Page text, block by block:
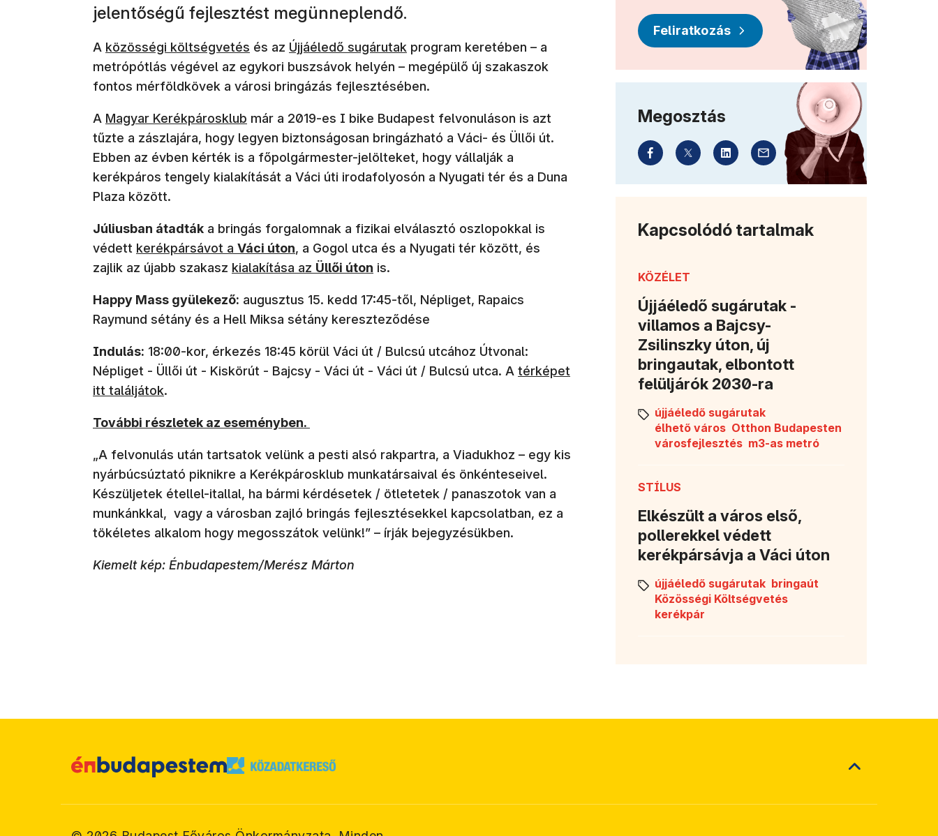
jelentőségű fejlesztést megünneplendő.
A közösségi költségvetés és az Újjáéledő sugárutak program keretében – a
metrópótlás végével az egykori buszsávok helyén – megépülő új szakaszok
fontos mérföldkövek a városi bringázás fejlesztésében.
A Magyar Kerékpárosklub már a 2019-es I bike Budapest felvonuláson is azt
tűzte a zászlajára, hogy legyen biztonságosan bringázható a Váci- és Üllői út.
Ebben az évben kérték is a főpolgármester-jelölteket, hogy vállalják a
kerékpáros tengely kialakítását a Váci úti irodafolyosón a Nyugati tér és a Duna
Plaza között.
Júliusban átadták a bringás forgalomnak a fizikai elválasztó oszlopokkal is
védett kerékpársávot a Váci úton, a Gogol utca és a Nyugati tér között, és
zajlik az újabb szakasz kialakítása az Üllői úton is.
Happy Mass gyülekező: augusztus 15. kedd 17:45-től, Népliget, Rapaics
Raymund sétány és a Hell Miksa sétány kereszteződése
Indulás: 18:00-kor, érkezés 18:45 körül Váci út / Bulcsú utcához Útvonal:
Népliget - Üllői út - Kiskörút - Bajcsy - Váci út - Váci út / Bulcsú utca. A (új ablakban nyílik meg)
térképet
itt találjátok.
(új ablakban nyílik meg)
További részletek az eseményben.
„A felvonulás után tartsatok velünk a pesti alsó rakpartra, a Viadukhoz – egy kis
nyárbúcsúztató piknikre a Kerékpárosklub munkatársaival és önkénteseivel.
Készüljetek étellel-itallal, ha bármi kérdésetek / ötletetek / panaszotok van a
munkánkkal, vagy a városban zajló bringás fejlesztésekkel kapcsolatban, ez a
tökéletes alkalom hogy megosszátok velünk!” – írják bejegyzésükben.
Kiemelt kép: Énbudapestem/Merész Márton
Feliratkozás
Megosztás
Kapcsolódó tartalmak
KÖZÉLET
Újjáéledő sugárutak -
villamos a Bajcsy-
Zsilinszky úton, új
bringautak, elbontott
felüljárók 2030-ra
újjáéledő sugárutak
élhető város Otthon Budapesten
városfejlesztés m3-as metró
STÍLUS
Elkészült a város első,
pollerekkel védett
kerékpársávja a Váci úton
újjáéledő sugárutak bringaút
Közösségi Költségvetés
kerékpár